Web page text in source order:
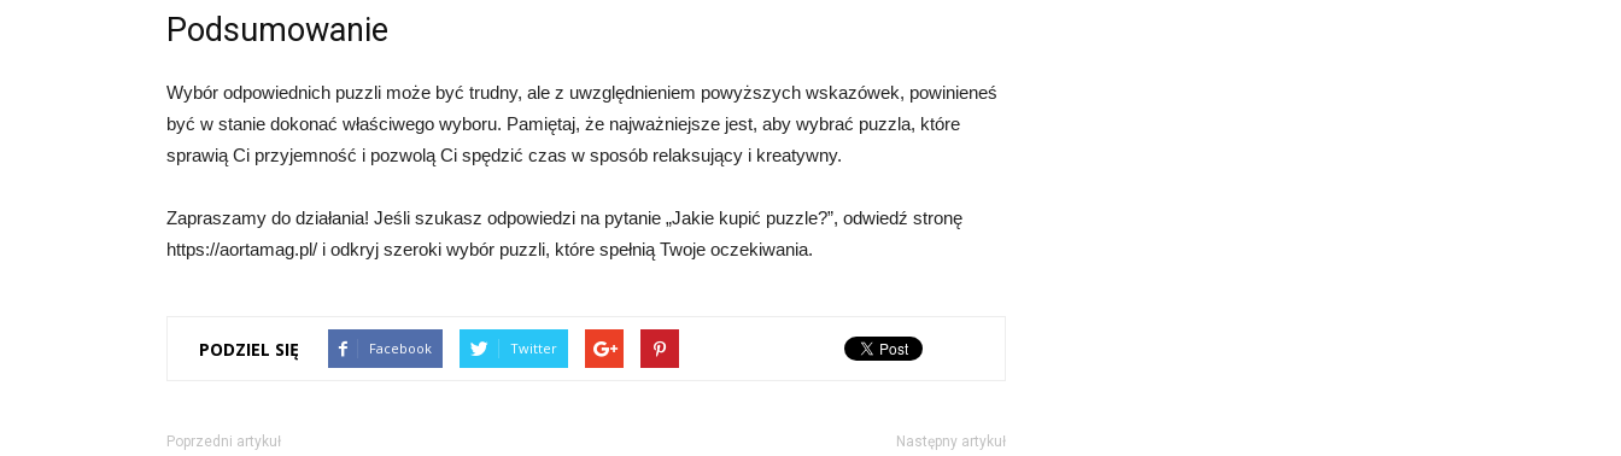
Podsumowanie
Wybór odpowiednich puzzli może być trudny, ale z uwzględnieniem powyższych wskazówek, powinieneś
być w stanie dokonać właściwego wyboru. Pamiętaj, że najważniejsze jest, aby wybrać puzzla, które
sprawią Ci przyjemność i pozwolą Ci spędzić czas w sposób relaksujący i kreatywny.
Zapraszamy do działania! Jeśli szukasz odpowiedzi na pytanie „Jakie kupić puzzle?”, odwiedź stronę
https://aortamag.pl/ i odkryj szeroki wybór puzzli, które spełnią Twoje oczekiwania.
PODZIEL SIĘ Facebook Twitter
Poprzedni artykuł Następny artykuł